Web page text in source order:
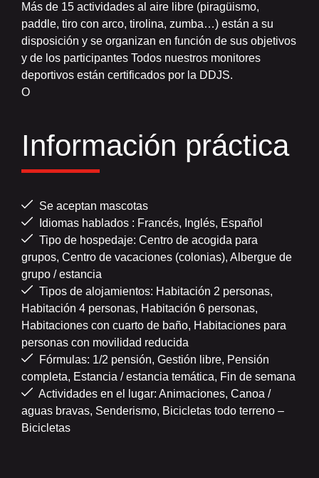
Más de 15 actividades al aire libre (piragüismo,
paddle, tiro con arco, tirolina, zumba…) están a su
disposición y se organizan en función de sus objetivos
y de los participantes Todos nuestros monitores
deportivos están certificados por la DDJS.
O
Información práctica
Se aceptan mascotas
Idiomas hablados : Francés, Inglés, Español
Tipo de hospedaje: Centro de acogida para
grupos, Centro de vacaciones (colonias), Albergue de
grupo / estancia
Tipos de alojamientos: Habitación 2 personas,
Habitación 4 personas, Habitación 6 personas,
Habitaciones con cuarto de baño, Habitaciones para
personas con movilidad reducida
Fórmulas: 1/2 pensión, Gestión libre, Pensión
completa, Estancia / estancia temática, Fin de semana
Actividades en el lugar: Animaciones, Canoa /
aguas bravas, Senderismo, Bicicletas todo terreno –
Bicicletas